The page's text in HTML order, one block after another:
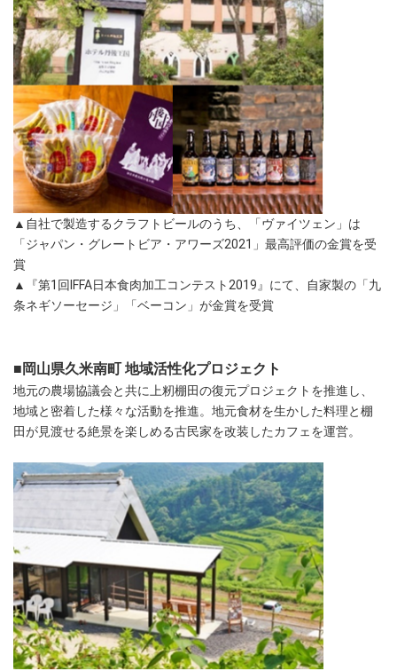
▲自社で製造するクラフトビールのうち、「ヴァイツェン」は
「ジャパン・グレートビア・アワーズ2021」最高評価の金賞を受
賞
▲『第1回IFFA日本食肉加工コンテスト2019』にて、自家製の「九
条ネギソーセージ」「ベーコン」が金賞を受賞
■岡山県久米南町 地域活性化プロジェクト
地元の農場協議会と共に上籾棚田の復元プロジェクトを推進し、
地域と密着した様々な活動を推進。地元食材を生かした料理と棚
田が見渡せる絶景を楽しめる古民家を改装したカフェを運営。